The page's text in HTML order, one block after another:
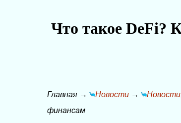
Что такое DeFi?
Главная → Новости →
финансам